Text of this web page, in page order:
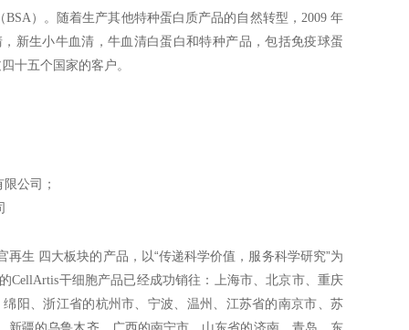
）。随着生产其他特种蛋白质产品的自然转型，2009 年
新生小牛血清，牛血清白蛋白和特种产品，包括免疫球蛋
十五个国家的客户。
公司；
再生 四大板块的产品，以“传递科学价值，服务科学研究”为
CellArtis干细胞产品已经成功销往：上海市、北京市、重庆
阳、浙江省的杭州市、宁波、温州、江苏省的南京市、苏